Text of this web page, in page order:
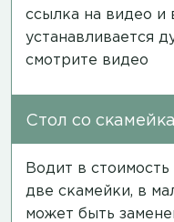
ссылка на видео и
устанавливается
смотрите видео
Стол со
Водит в
две скамейки, в
может быть